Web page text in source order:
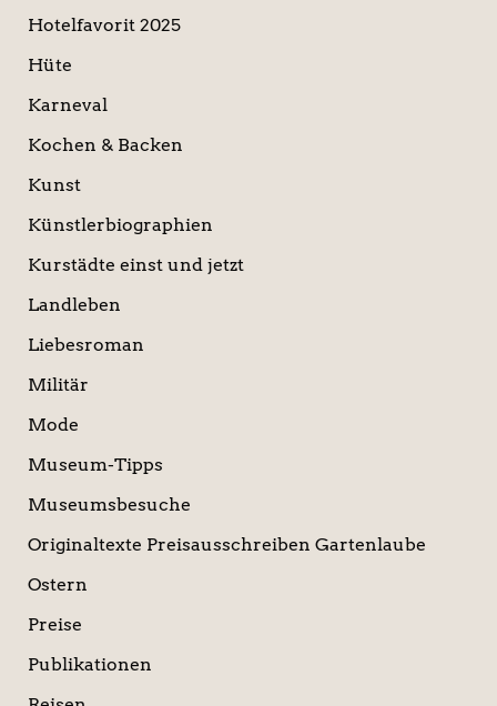
Hotelfavorit 2025
Hüte
Karneval
Kochen & Backen
Kunst
Künstlerbiographien
Kurstädte einst und jetzt
Landleben
Liebesroman
Militär
Mode
Museum-Tipps
Museumsbesuche
Originaltexte Preisausschreiben Gartenlaube
Ostern
Preise
Publikationen